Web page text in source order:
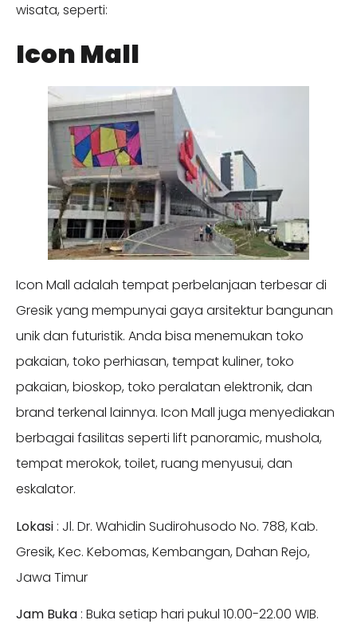
wisata, seperti:
Icon Mall
Icon Mall adalah tempat perbelanjaan terbesar di
Gresik yang mempunyai gaya arsitektur bangunan
unik dan futuristik. Anda bisa menemukan toko
pakaian, toko perhiasan, tempat kuliner, toko
pakaian, bioskop, toko peralatan elektronik, dan
brand terkenal lainnya. Icon Mall juga menyediakan
berbagai fasilitas seperti lift panoramic, mushola,
tempat merokok, toilet, ruang menyusui, dan
eskalator.
Lokasi : Jl. Dr. Wahidin Sudirohusodo No. 788, Kab.
Gresik, Kec. Kebomas, Kembangan, Dahan Rejo,
Jawa Timur
Jam Buka : Buka setiap hari pukul 10.00-22.00 WIB.